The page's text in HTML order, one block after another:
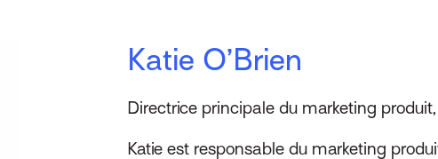
Katie O’Brien
Directrice principale du marketing
Katie est responsable du marketing